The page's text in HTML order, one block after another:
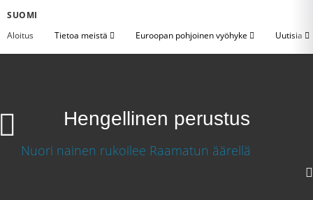
SUOMI
Aloitus
Tietoa meistä Euroopan pohjoinen vyöhyke Uutisia
Hengellinen perustus